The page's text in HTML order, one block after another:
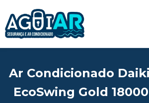
Ar Condicionado
EcoSwing Gold